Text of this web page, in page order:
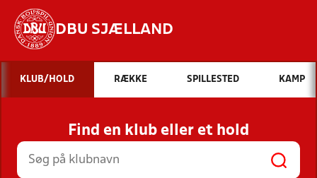
DBU SJÆLLAND
Hvad vil du søge efter?
INDHOLD OG NYHEDER
STILLINGER, RESULTATER, KLUBBER OG
HOLD
KLUB/HOLD RÆKKE SPILLESTED KAMP
Find en klub eller et hold